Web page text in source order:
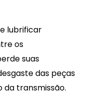
lubrificar
os
suas
das peças
transmissão.